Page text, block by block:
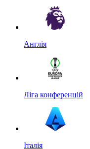
Англія
Ліга конференцій
Італія